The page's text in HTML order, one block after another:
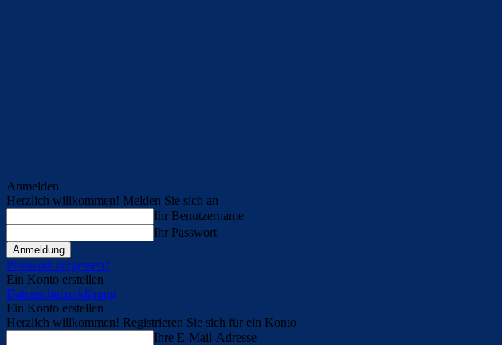
Anmelden
Herzlich willkommen! Melden Sie sich an
Ihr Benutzername
Ihr Passwort
Passwort vergessen?
Ein Konto erstellen
Datenschutzerklärung
Ein Konto erstellen
Herzlich willkommen! Registrieren Sie sich für ein Konto
Ihre E-Mail-Adresse